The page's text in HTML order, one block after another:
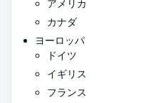
アメリカ
カナダ
ヨーロッパ
ドイツ
イギリス
フランス